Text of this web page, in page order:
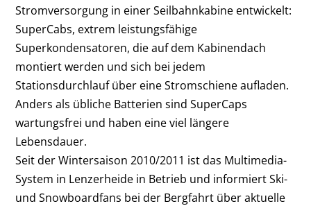
Stromversorgung in einer Seilbahnkabine entwickelt:
SuperCabs, extrem leistungsfähige
Superkondensatoren, die auf dem Kabinendach
montiert werden und sich bei jedem
Stationsdurchlauf über eine Stromschiene aufladen.
Anders als übliche Batterien sind SuperCaps
wartungsfrei und haben eine viel längere
Lebensdauer.
Seit der Wintersaison 2010/2011 ist das Multimedia-
System in Lenzerheide in Betrieb und informiert Ski-
und Snowboardfans bei der Bergfahrt über aktuelle